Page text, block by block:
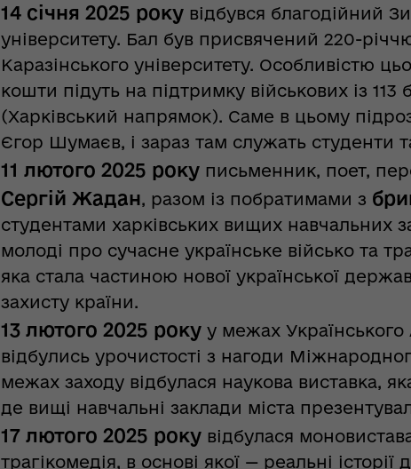
14 січня 2025 року відбувся благодійний
університету. Бал був присвячений 220-
Каразінського університету. Особливістю
кошти підуть на підтримку військових із
(Харківський напрямок). Саме в цьому
Єгор Шумаєв, і зараз там служать студенти
11 лютого 2025 року письменник, поет,
Сергій Жадан, разом із побратимами з
студентами харківських вищих навчальних
молоді про сучасне українське військо та
яка стала частиною нової української
захисту країни.
13 лютого 2025 року у межах
відбулись урочистості з нагоди
межах заходу відбулася наукова виставка,
де вищі навчальні заклади міста
17 лютого 2025 року відбулася
трагікомедія, в основі якої — реальні